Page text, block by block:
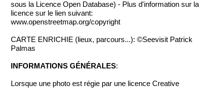
sous la Licence Open Database) - Plus d'information sur la
licence sur le lien suivant:
www.openstreetmap.org/copyright
CARTE ENRICHIE (lieux, parcours...): ©Seevisit Patrick
Palmas
INFORMATIONS GÉNÉRALES:
Lorsque une photo est régie par une licence Creative